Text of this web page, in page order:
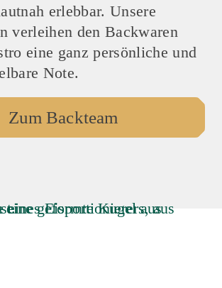
erlebbar. Unsere
verleihen den Backwaren
eine ganz persönliche und
Note.
Zum Backteam